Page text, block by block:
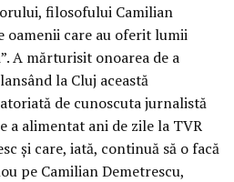
filosofului Camilian
oamenii care au oferit lumii
A mărturisit onoarea de a
la Cluj această
de cunoscuta jurnalistă
a alimentat ani de zile la TVR
și care, iată, continuă să o facă
pe Camilian Demetrescu,